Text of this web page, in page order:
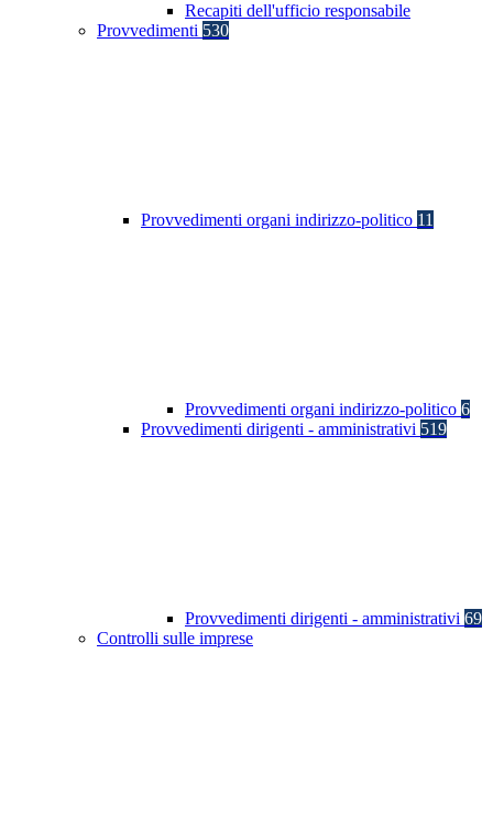
Recapiti dell'ufficio responsabile
Provvedimenti 530
Provvedimenti organi indirizzo-politico 11
Provvedimenti organi indirizzo-politico 6
Provvedimenti dirigenti - amministrativi 519
Provvedimenti dirigenti - amministrativi 69
Controlli sulle imprese